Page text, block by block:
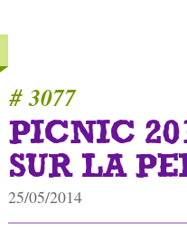
# 3077
PICNIC
SUR LA
25/05/2014